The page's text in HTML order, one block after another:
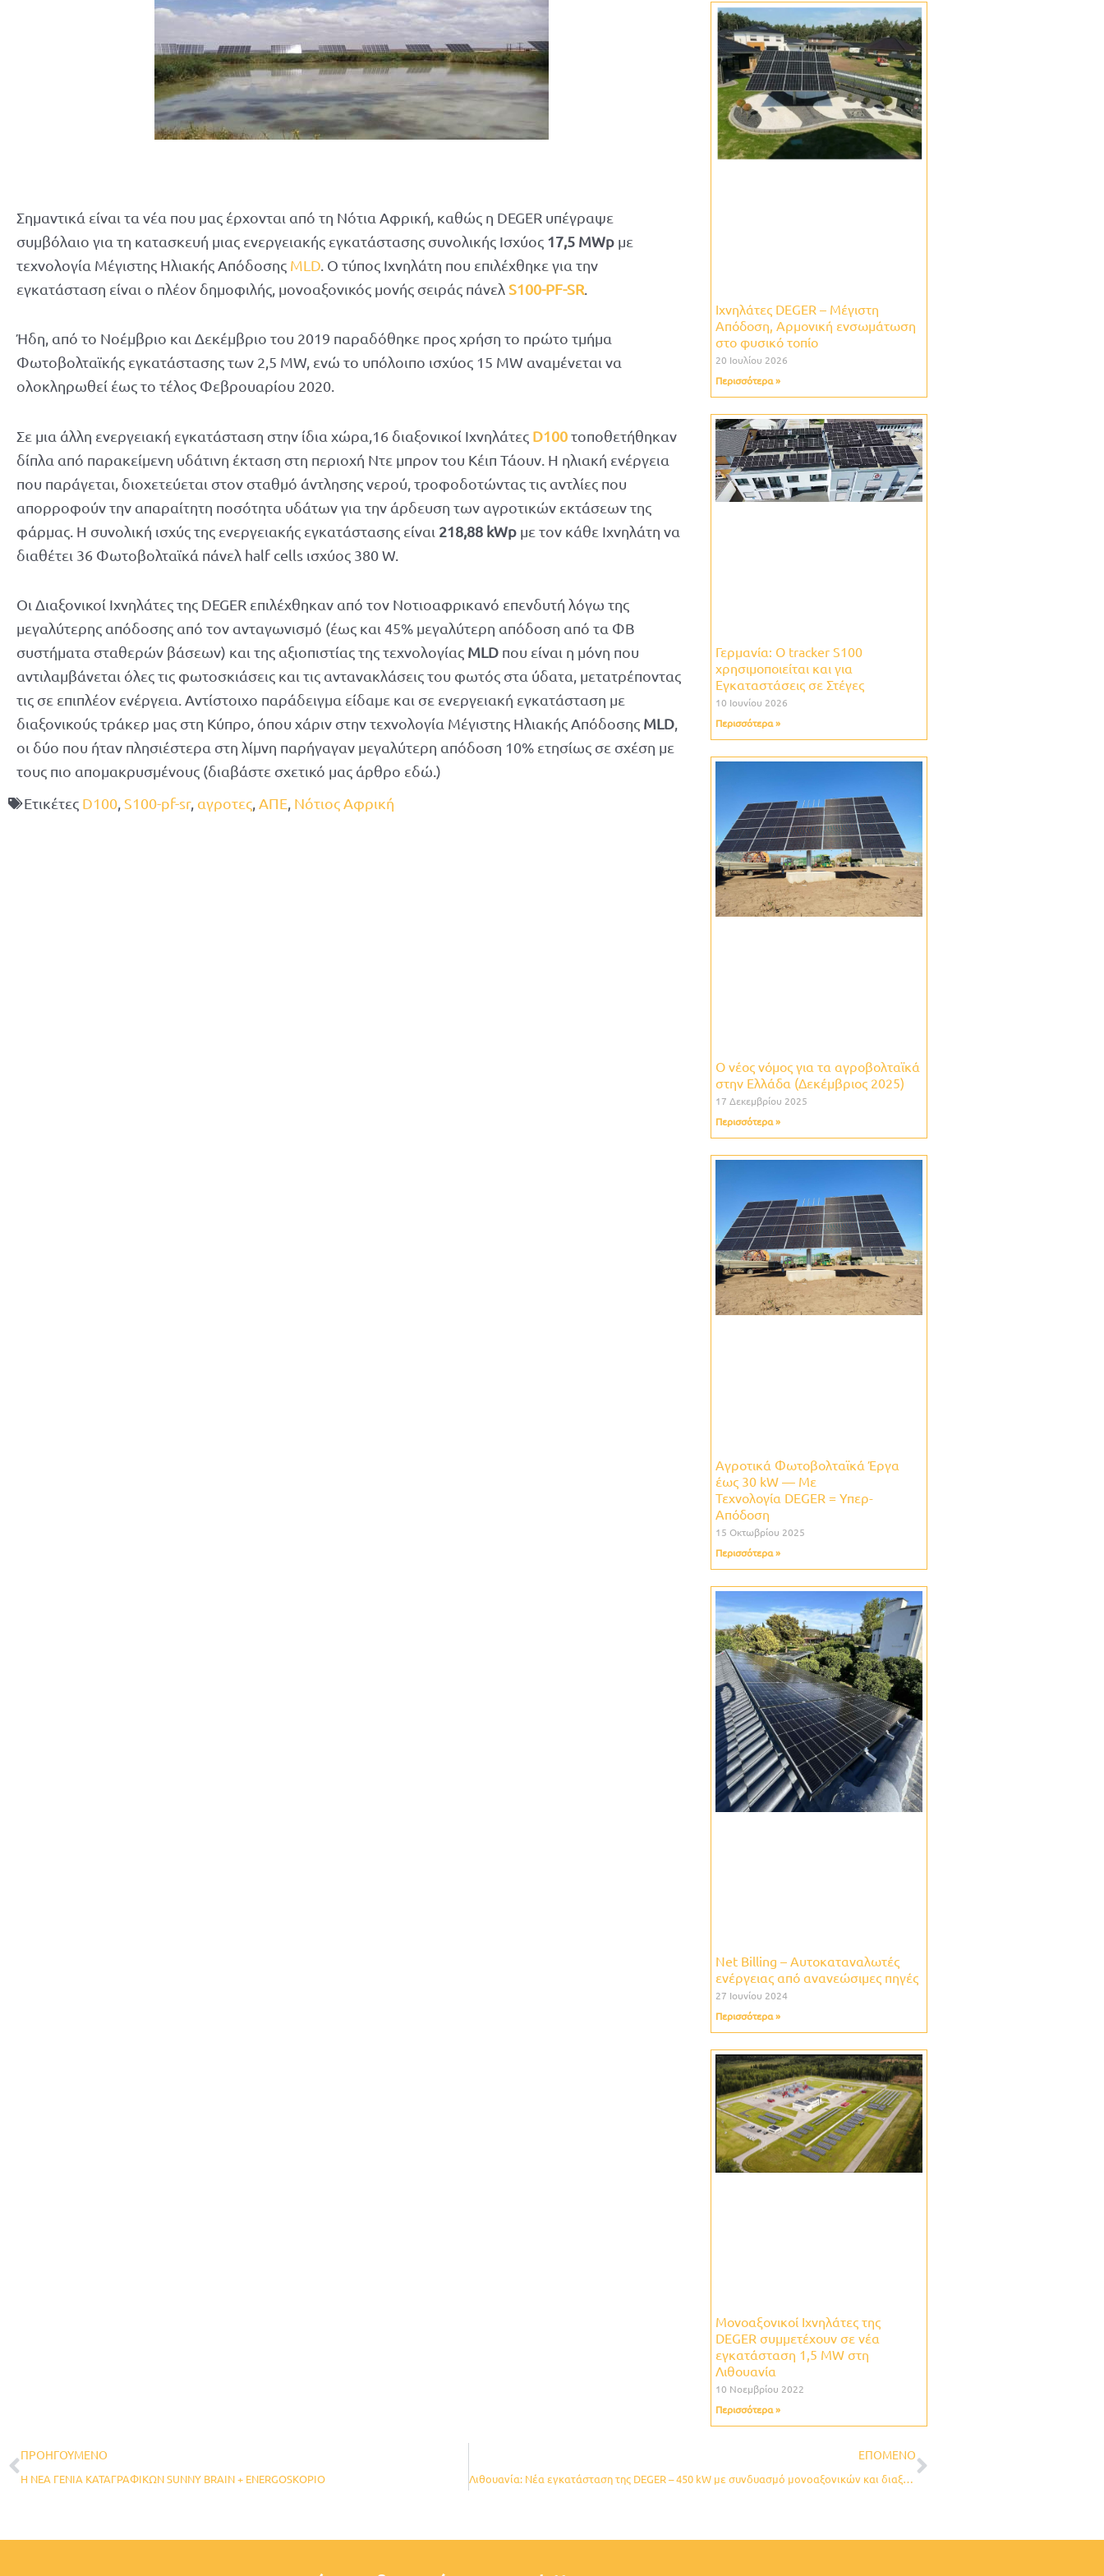
Σημαντικά είναι τα νέα που μας έρχονται από τη Νότια Αφρική, καθώς η DEGER υπέγραψε
συμβόλαιο για τη κατασκευή μιας ενεργειακής εγκατάστασης συνολικής Ισχύος 17,5 MWp με
τεχνολογία Μέγιστης Ηλιακής Απόδοσης MLD . Ο τύπος Ιχνηλάτη που επιλέχθηκε για την
εγκατάσταση είναι ο πλέον δημοφιλής, μονοαξονικός μονής σειράς πάνελ S100-PF-SR
Ήδη, από το Νοέμβριο και Δεκέμβριο του 2019 παραδόθηκε προς χρήση τo πρώτο τμήμα
Φωτοβολταϊκής εγκατάστασης των 2,5 MW, ενώ το υπόλοιπο ισχύος 15 MW αναμένεται να
ολοκληρωθεί έως το τέλος Φεβρουαρίου 2020.
Σε μια άλλη ενεργειακή εγκατάσταση στην ίδια χώρα,16 διαξονικοί Ιχνηλάτες D100τοποθετήθηκαν
δίπλα από παρακείμενη υδάτινη έκταση στη περιοχή Ντε μπρον του Κέιπ Τάουν. Η ηλιακή ενέργεια
που παράγεται, διοχετεύεται στον σταθμό άντλησης νερού, τροφοδοτώντας τις αντλίες που
απορροφούν την απαραίτητη ποσότητα υδάτων για την άρδευση των αγροτικών εκτάσεων της
φάρμας. Η συνολική ισχύς της ενεργειακής εγκατάστασης είναι 218,88 kWp με τον κάθε Ιχνηλάτη να
διαθέτει 36 Φωτοβολταϊκά πάνελ half cells ισχύος 380 W.
Οι Διαξονικοί Ιχνηλάτες της DEGER επιλέχθηκαν από τον Νοτιοαφρικανό επενδυτή λόγω της
μεγαλύτερης απόδοσης από τον ανταγωνισμό (έως και 45% μεγαλύτερη απόδοση από τα ΦΒ
συστήματα σταθερών βάσεων) και της αξιοπιστίας της τεχνολογίας MLD που είναι η μόνη που
αντιλαμβάνεται όλες τις φωτοσκιάσεις και τις αντανακλάσεις του φωτός στα ύδατα, μετατρέποντας
τις σε επιπλέον ενέργεια. Αντίστοιχο παράδειγμα είδαμε και σε ενεργειακή εγκατάσταση με
διαξονικούς τράκερ μας στη Κύπρο, όπου χάριν στην τεχνολογία Μέγιστης Ηλιακής Απόδοσης MLD
οι δύο που ήταν πλησιέστερα στη λίμνη παρήγαγαν μεγαλύτερη απόδοση 10% ετησίως σε σχέση με
τους πιο απομακρυσμένους (διαβάστε σχετικό μας άρθρο εδώ.)
Ετικέτες D100 S100-pf-sr, αγροτες ΑΠΕ Νότιος Αφρική
Ιχνηλάτες DEGER – Mέγιστη
Απόδοση, Αρμονική ενσωμάτωση
στο φυσικό τοπίο
20 Ιουλίου 2026
Περισσότερα »
Γερμανία: O tracker S100
χρησιμοποιείται και για
Εγκαταστάσεις σε Στέγες
10 Ιουνίου 2026
Περισσότερα »
Ο νέος νόμος για τα αγροβολταϊκά
στην Ελλάδα (Δεκέμβριος 2025)
17 Δεκεμβρίου 2025
Περισσότερα »
Αγροτικά Φωτοβολταϊκά Έργα
έως 30 kW — Με
Τεχνολογία DEGER = Υπερ-
Απόδοση
15 Οκτωβρίου 2025
Περισσότερα »
Net Billing – Αυτοκαταναλωτές
ενέργειας από ανανεώσιμες πηγές
27 Ιουνίου 2024
Περισσότερα »
Μονοαξονικοί Ιχνηλάτες της
DEGER συμμετέχουν σε νέα
εγκατάσταση 1,5 MW στη
Λιθουανία
10 Νοεμβρίου 2022
Περισσότερα »
Prev
ΠΡΟΗΓΟΎΜΕΝΟ
Η NEA ΓΕΝΙΑ ΚΑΤΑΓΡΑΦΙΚΩΝ SUNNY BRAIN + ENERGOSKOPIO
ΕΠΌΜΕΝΟ
Λιθουανία: Νέα εγκατάσταση της DEGER – 450 kW με συνδυασμό μονοαξονικών και διαξονικών τράκερ
Next